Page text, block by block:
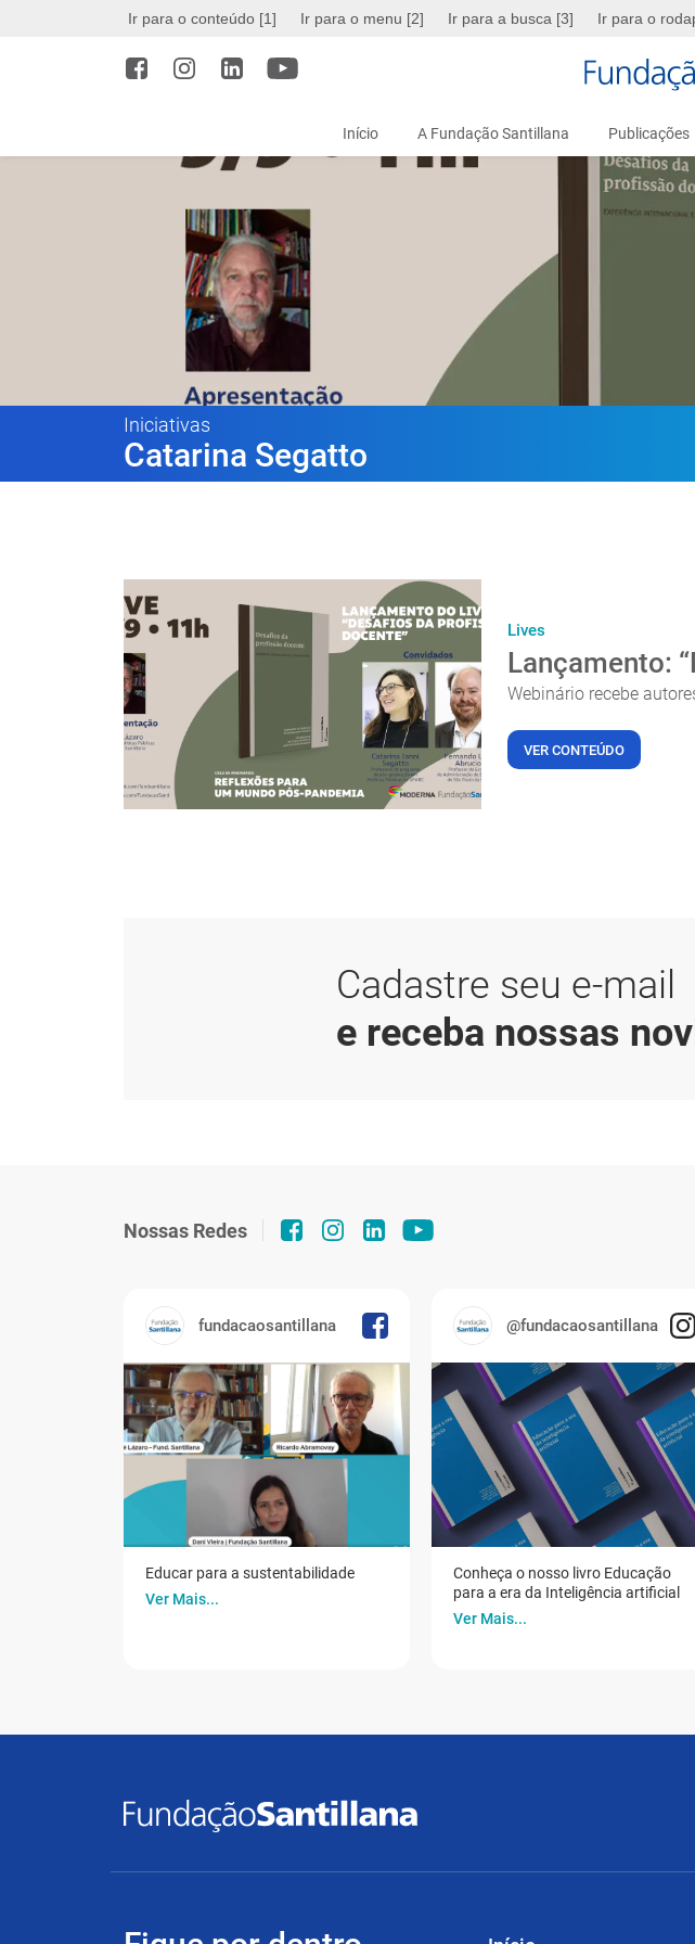
Ir para o conteúdo [1] Ir para o menu [2] Ir para a busca [3] Ir para o
Início A Fundação Santillana Publicações
Iniciativas
Catarina Segatto
Lives
Lançamento:
Webinário recebe
VER CONTEÚDO
Cadastre seu e-mail
e receba nossas
Nossas Redes
fundacaosantillana
Educar para a sustentabilidade
Ver Mais...
@fundacaosantillana
Conheça o nosso livro Educação
para a era da Inteligência artificial
Ver Mais...